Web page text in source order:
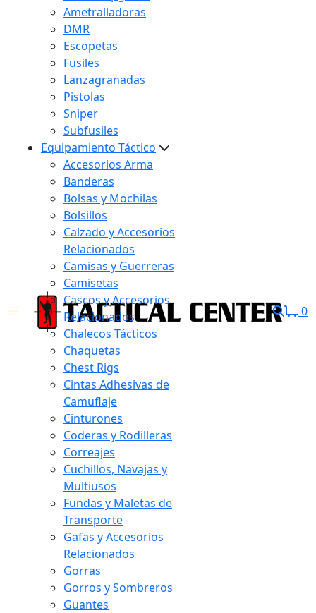
Ametralladoras
DMR
Escopetas
Fusiles
Lanzagranadas
Pistolas
Sniper
Subfusiles
Equipamiento Táctico
Accesorios Arma
Banderas
Bolsas y Mochilas
Bolsillos
Calzado y Accesorios
Relacionados
Camisas y Guerreras
Camisetas
Cascos y Accesorios
Relacionados
Chalecos Tácticos
Chaquetas
Chest Rigs
Cintas Adhesivas de
Camuflaje
Cinturones
Coderas y Rodilleras
Correajes
Cuchillos, Navajas y
Multiusos
Fundas y Maletas de
Transporte
Gafas y Accesorios
Relacionados
Gorras
Gorros y Sombreros
Guantes
0